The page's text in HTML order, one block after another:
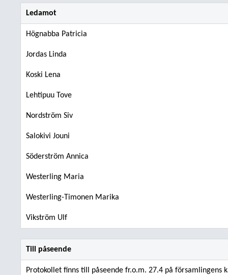
Ledamot
Högnabba Patricia
Jordas Linda
Koski Lena
Lehtipuu Tove
Nordström Siv
Salokivi Jouni
Söderström Annica
Westerling Maria
Westerling-Timonen Marika
Vikström Ulf
Till påseende
Protokollet finns till påseende fr.o.m. 27.4 på församlingens